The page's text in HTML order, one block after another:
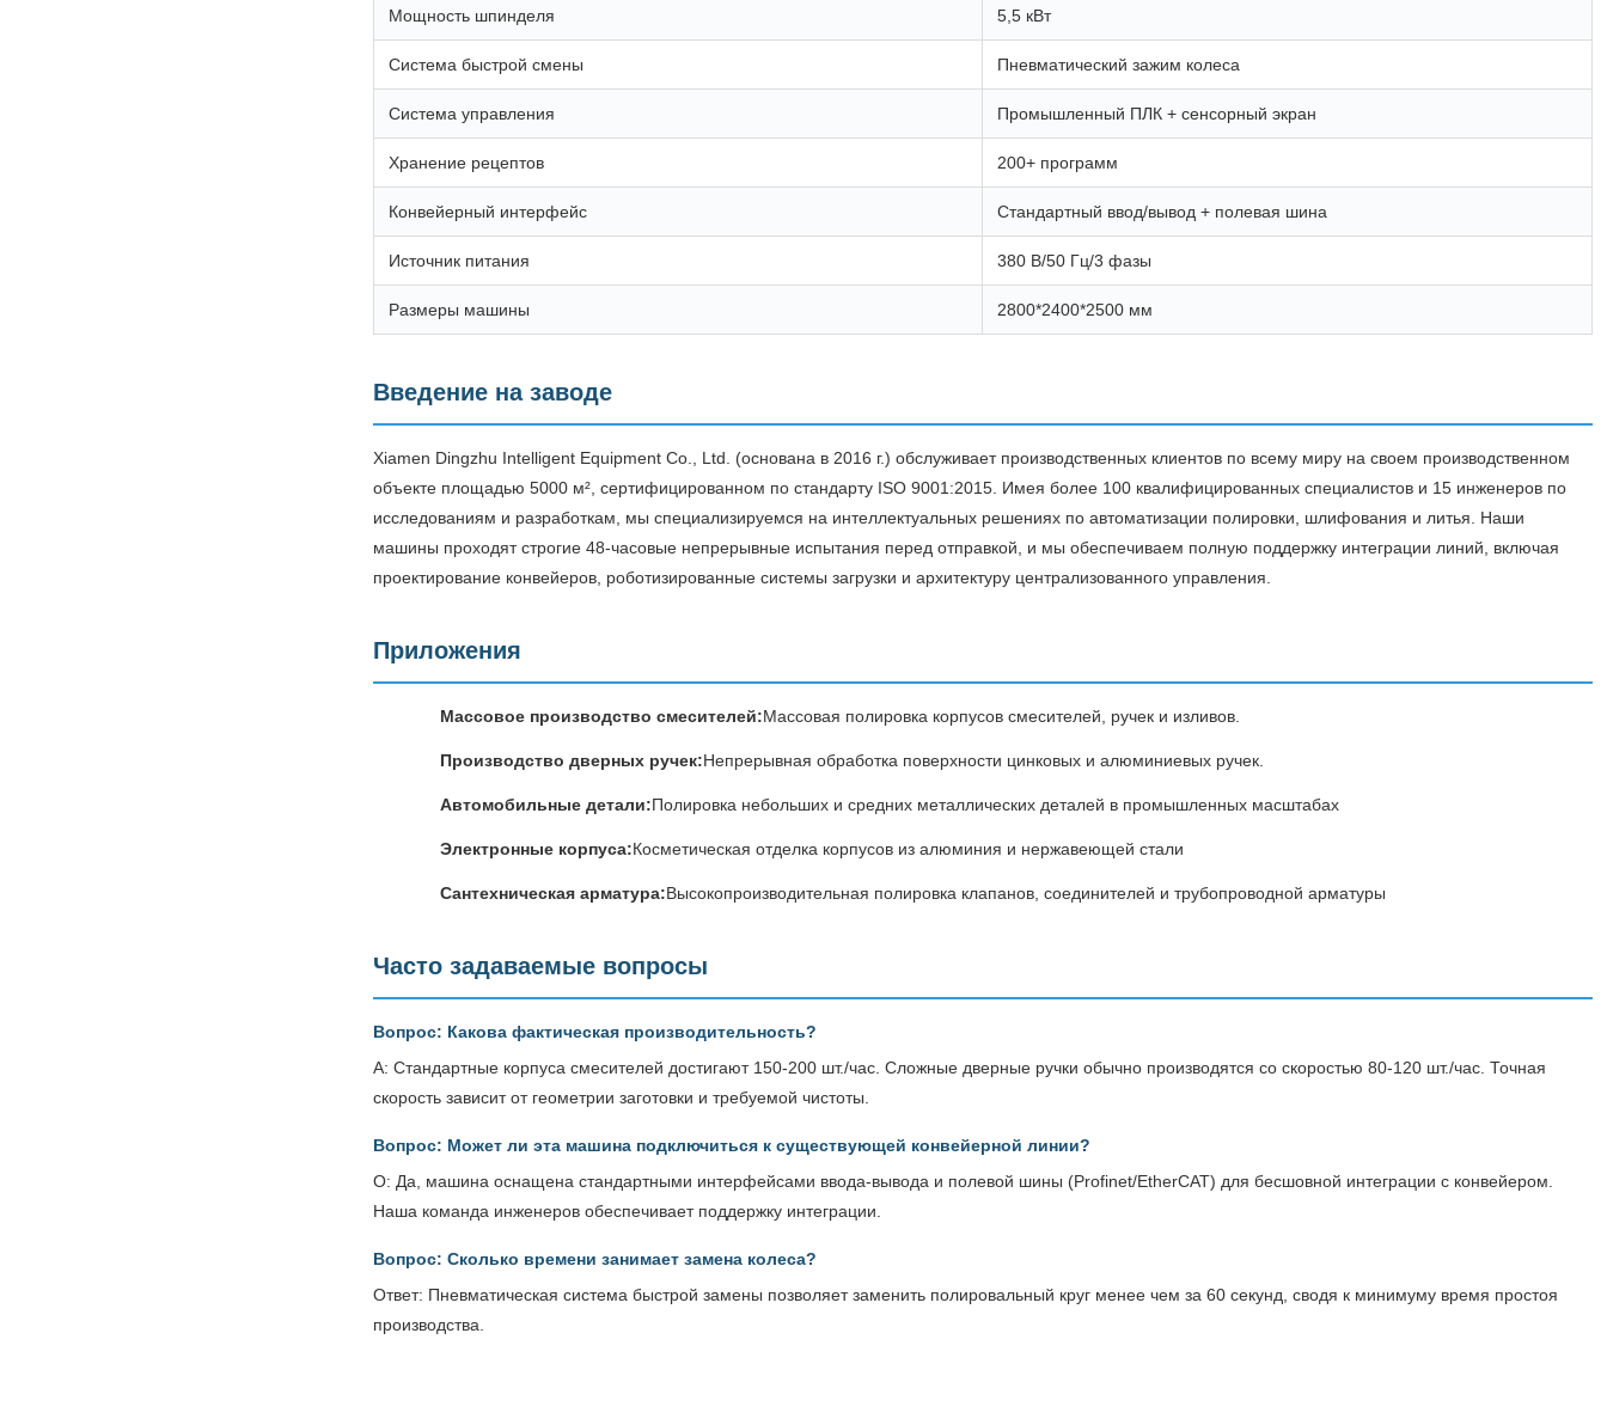
Мощность шпинделя 5,5 кВт
Система быстрой смены Пневматический зажим колеса
Система управления Промышленный ПЛК + сенсорный экран
Хранение рецептов 200+ программ
Конвейерный интерфейс Стандартный ввод/вывод + полевая шина
Источник питания 380 В/50 Гц/3 фазы
Размеры машины 2800*2400*2500 мм
Введение на заводе
Xiamen Dingzhu Intelligent Equipment Co., Ltd. (основана в 2016 г.) обслуживает производственных клиентов по всему миру на своем производственном
объекте площадью 5000 м², сертифицированном по стандарту ISO 9001:2015. Имея более 100 квалифицированных специалистов и 15 инженеров по
исследованиям и разработкам, мы специализируемся на интеллектуальных решениях по автоматизации полировки, шлифования и литья. Наши
машины проходят строгие 48-часовые непрерывные испытания перед отправкой, и мы обеспечиваем полную поддержку интеграции линий, включая
проектирование конвейеров, роботизированные системы загрузки и архитектуру централизованного управления.
Приложения
Массовое производство смесителей:Массовая полировка корпусов смесителей, ручек и изливов.
Производство дверных ручек:Непрерывная обработка поверхности цинковых и алюминиевых ручек.
Автомобильные детали:Полировка небольших и средних металлических деталей в промышленных масштабах
Электронные корпуса:Косметическая отделка корпусов из алюминия и нержавеющей стали
Сантехническая арматура:Высокопроизводительная полировка клапанов, соединителей и трубопроводной арматуры
Часто задаваемые вопросы
Вопрос: Какова фактическая производительность?
A: Стандартные корпуса смесителей достигают 150-200 шт./час. Сложные дверные ручки обычно производятся со скоростью 80-120 шт./час. Точная
скорость зависит от геометрии заготовки и требуемой чистоты.
Вопрос: Может ли эта машина подключиться к существующей конвейерной линии?
О: Да, машина оснащена стандартными интерфейсами ввода-вывода и полевой шины (Profinet/EtherCAT) для бесшовной интеграции с конвейером.
Наша команда инженеров обеспечивает поддержку интеграции.
Вопрос: Сколько времени занимает замена колеса?
Ответ: Пневматическая система быстрой замены позволяет заменить полировальный круг менее чем за 60 секунд, сводя к минимуму время простоя
производства.